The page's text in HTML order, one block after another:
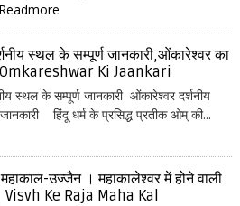
Readmore
स्थल के सम्पूर्ण जानकारी,ओंकारेश्वर का
Omkareshwar Ki Jaankari
स्थल के सम्पूर्ण जानकारी ओंकारेश्वर दर्शनीय
हिंदू धर्म के प्रसिद्ध प्रतीक ओम् की...
महाकाल-उज्जैन । महाकालेश्वर में होने वाली
Visvh Ke Raja Maha Kal